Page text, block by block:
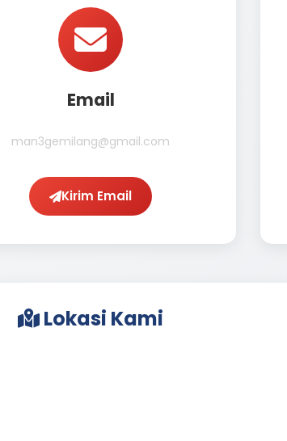
Email
man3gemilang@gmail.com
Kirim Email
Lokasi Kami